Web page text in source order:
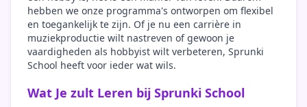
hebben we onze programma's ontworpen om flexibel
en toegankelijk te zijn. Of je nu een carrière in
muziekproductie wilt nastreven of gewoon je
vaardigheden als hobbyist wilt verbeteren, Sprunki
School heeft voor ieder wat wils.
Wat Je zult Leren bij Sprunki School